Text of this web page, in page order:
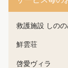
救護施設 しの
鮮雲荘
啓愛ヴィラ